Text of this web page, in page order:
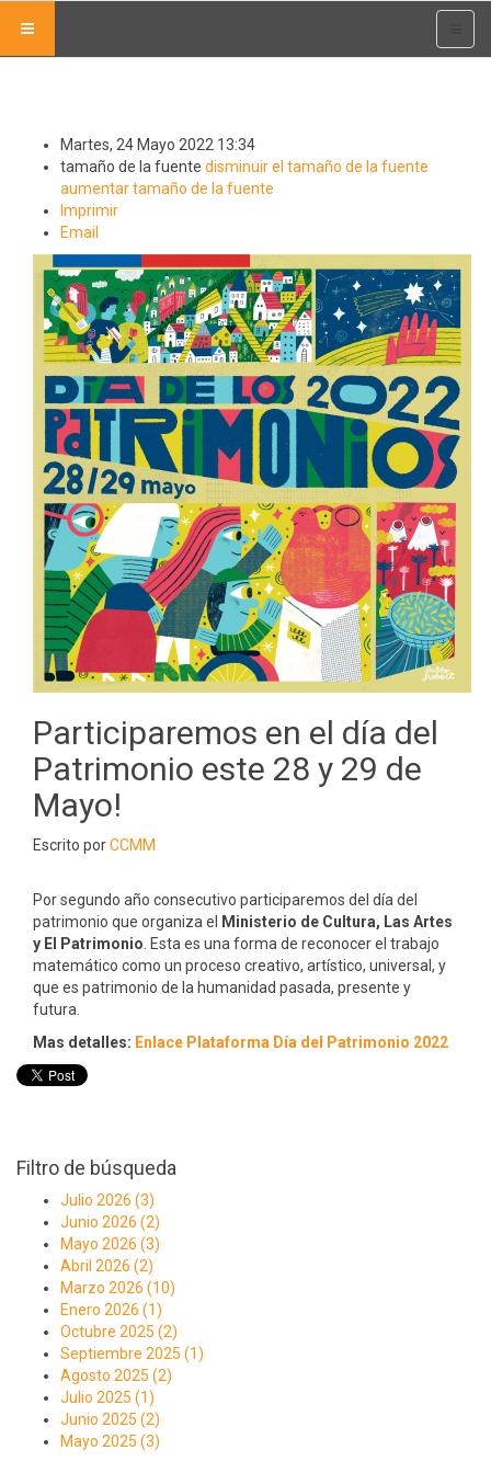
Martes, 24 Mayo 2022 13:34
tamaño de la fuente disminuir el tamaño de la fuente
aumentar tamaño de la fuente
Imprimir
Email
Participaremos en el día del
Patrimonio este 28 y 29 de
Mayo!
Escrito porCCMM
Por segundo año consecutivo participaremos del día del
patrimonio que organiza el
Ministerio de Cultura, Las Artes
y El Patrimonio . Esta es una forma de reconocer el trabajo
matemático como un proceso creativo, artístico, universal, y
que es patrimonio de la humanidad pasada, presente y
futura.
Mas detalles: Enlace Plataforma Día del Patrimonio 2022
Filtro de búsqueda
Julio 2026 (3)
Junio 2026 (2)
Mayo 2026 (3)
Abril 2026 (2)
Marzo 2026 (10)
Enero 2026 (1)
Octubre 2025 (2)
Septiembre 2025 (1)
Agosto 2025 (2)
Julio 2025 (1)
Junio 2025 (2)
Mayo 2025 (3)